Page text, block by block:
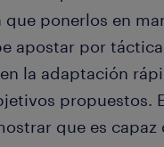
que ponerlos en
apostar por
la adaptación
propuestos.
que es capaz